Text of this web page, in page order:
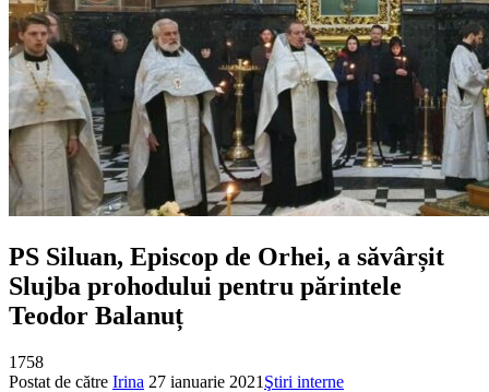
PS Siluan, Episcop de Orhei, a săvârșit
Slujba prohodului pentru părintele
Teodor Balanuț
1758
Postat de către Irina 27 ianuarie 2021 Ştiri interne